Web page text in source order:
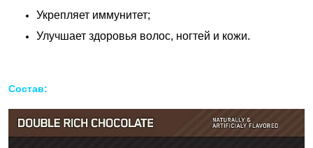
Укрепляет иммунитет;
Улучшает здоровья волос, ногтей и кожи.
Состав: